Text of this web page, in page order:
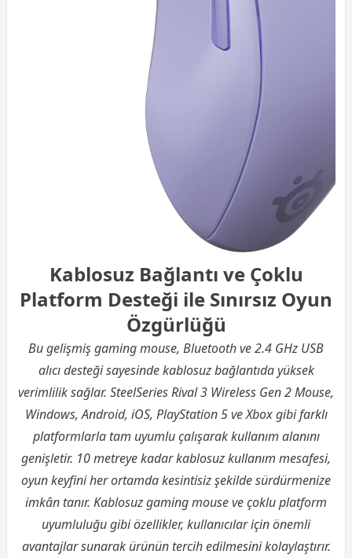
Kablosuz Bağlantı ve Çoklu
Platform Desteği ile Sınırsız Oyun
Özgürlüğü
Bu gelişmiş gaming mouse, Bluetooth ve 2.4 GHz USB
alıcı desteği sayesinde kablosuz bağlantıda yüksek
verimlilik sağlar. SteelSeries Rival 3 Wireless Gen 2 Mouse,
Windows, Android, iOS, PlayStation 5 ve Xbox gibi farklı
platformlarla tam uyumlu çalışarak kullanım alanını
genişletir. 10 metreye kadar kablosuz kullanım mesafesi,
oyun keyfini her ortamda kesintisiz şekilde sürdürmenize
imkân tanır. Kablosuz gaming mouse ve çoklu platform
uyumluluğu gibi özellikler, kullanıcılar için önemli
avantajlar sunarak ürünün tercih edilmesini kolaylaştırır.